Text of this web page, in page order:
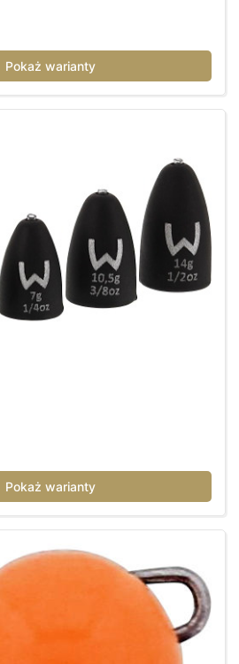
Pokaż warianty
Pokaż warianty